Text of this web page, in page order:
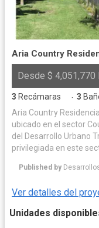
Aria Country
Desde $ 4,051,770
3 Recámaras · 3
Aria Country
ubicado en el sector
del Desarrollo Urbano
privilegiada en este
acabados de alta
emprendedores.
Published by
Ver detalles del
Unidades